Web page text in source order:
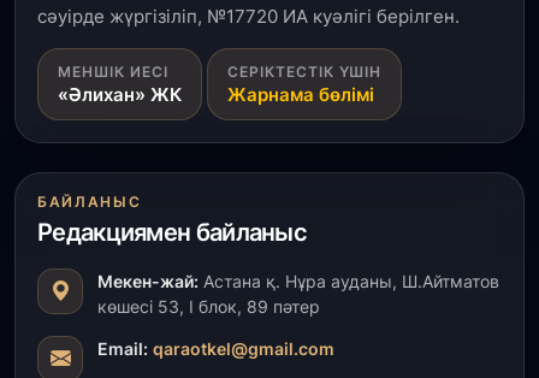
31 шілде, 2026
Ақмола облысындағы кездесуде кәсіпкерлер мен
ұстаздар «Әділет» партиясына өз ұсыныстарын
айтты
ҚР Президенті Орталық Азия елдеріне
ұзақмерзімді ынтымақтастық жоспарын әзірлеуді
ұсынды
31 шілде, 2026
«Ауыл аманаты»: Түркістанда 30,2 млрд теңгеге
4 223 жоба қаржыландырылды
сәуірде жүргізіліп, №17720 ИА куәлігі берілген.
МЕНШІК ИЕСІ
«Әлихан» ЖК
СЕРІКТЕСТІК ҮШІН
Жарнама бөлімі
БАЙЛАНЫС
Редакциямен байланыс
Мекен-жай: Астана қ. Нұра ауданы, Ш.Айтматов
көшесі 53, І блок, 89 пәтер
Email: qaraotkel@gmail.com